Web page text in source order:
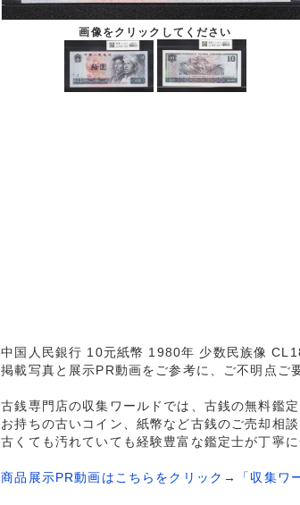
画像をクリックしてください
中国人民銀行 10元紙幣 1980年 少数民族像
掲載写真と展示PR動画をご参考に、ご不明点ご
古銭専門店の収集ワールドでは、古銭の無料鑑
お持ちの古いコイン、紙幣など古銭のご売却相
古くても汚れていても経験豊富な鑑定士が丁寧
商品展示PR動画はこちらをクリック→「収集ワ